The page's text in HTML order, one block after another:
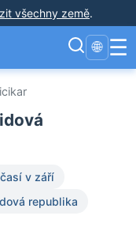
všechny země.
🌐 ☰
v září
republika